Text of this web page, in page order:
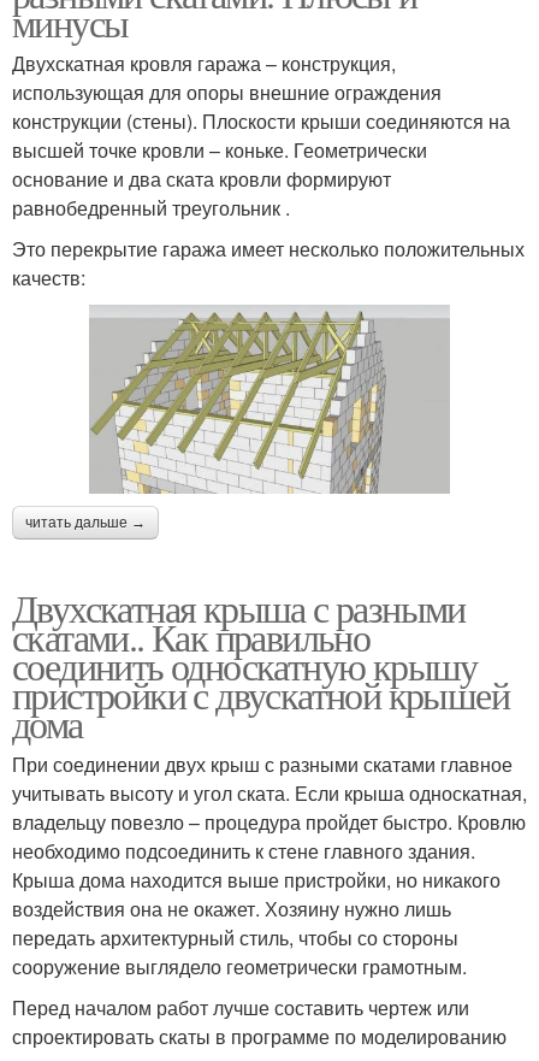
минусы
Двухскатная кровля гаража – конструкция,
использующая для опоры внешние ограждения
конструкции (стены). Плоскости крыши соединяются на
высшей точке кровли – коньке. Геометрически
основание и два ската кровли формируют
равнобедренный треугольник .
Это перекрытие гаража имеет несколько положительных
качеств:
читать дальше →
Двухскатная крыша с разными
скатами.. Как правильно
соединить односкатную крышу
пристройки с двускатной крышей
дома
При соединении двух крыш с разными скатами главное
учитывать высоту и угол ската. Если крыша односкатная,
владельцу повезло – процедура пройдет быстро. Кровлю
необходимо подсоединить к стене главного здания.
Крыша дома находится выше пристройки, но никакого
воздействия она не окажет. Хозяину нужно лишь
передать архитектурный стиль, чтобы со стороны
сооружение выглядело геометрически грамотным.
Перед началом работ лучше составить чертеж или
спроектировать скаты в программе по моделированию